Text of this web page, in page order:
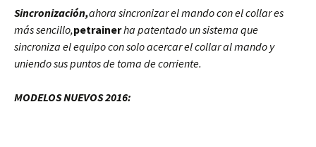
Sincronización,ahora sincronizar el mando con el collar es
más sencillo,petrainerha patentado un sistema que
sincroniza el equipo con solo acercar el collar al mando y
uniendo sus puntos de toma de corriente.
MODELOS NUEVOS 2016: